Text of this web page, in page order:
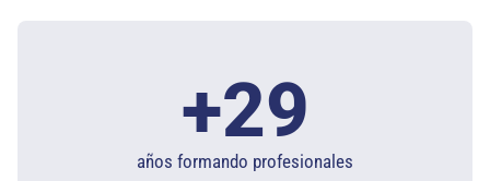
años formando profesionales
+30